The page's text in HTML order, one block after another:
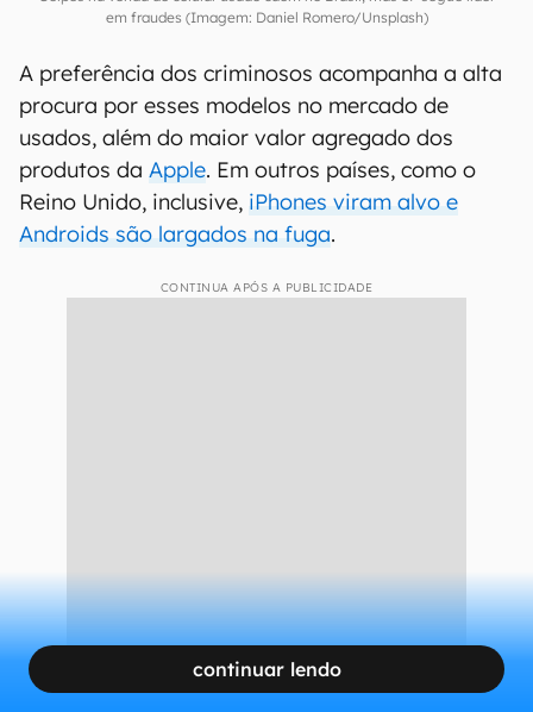
em fraudes (Imagem: Daniel Romero/Unsplash)
A preferência dos criminosos acompanha a alta
procura por esses modelos no mercado de
usados, além do maior valor agregado dos
produtos da Apple. Em outros países, como o
Reino Unido, inclusive, iPhones viram alvo e
Androids são largados na fuga.
CONTINUA APÓS A PUBLICIDADE
continuar lendo